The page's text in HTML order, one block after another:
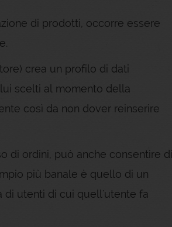
di prodotti, occorre essere
crea un profilo di dati
scelti al momento della
così da non dover reinserire
di ordini, può anche consentire di
più banale è quello di un
di utenti di cui quell'utente fa